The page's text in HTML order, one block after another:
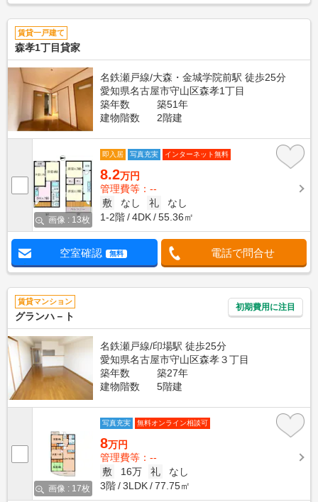
賃貸一戸建て
森孝1丁目貸家
名鉄瀬戸線/大森・金城学院前駅 徒歩25分
愛知県名古屋市守山区森孝1丁目
築年数
築51年
建物階数
2階建
画像 : 13枚
即入居 写真充実 インターネット無料
8.2万円
管理費等：--
敷
なし 礼
なし
1-2階
4DK 55.36㎡
空室確認 無料 電話で問合せ
賃貸マンション
グランハ－ト
初期費用に注目
名鉄瀬戸線/印場駅 徒歩25分
愛知県名古屋市守山区森孝３丁目
築年数
築27年
建物階数
5階建
画像 : 17枚
写真充実 無料オンライン相談可
8万円
管理費等：--
敷
16万 礼
なし
3階
3LDK 77.75㎡